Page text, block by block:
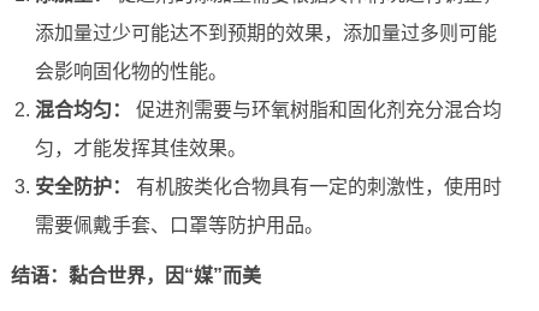
添加量过少可能达不到预期的效果，添加量过多则可能
会影响固化物的性能。
混合均匀：
促进剂需要与环氧树脂和固化剂充分混合均
匀，才能发挥其佳效果。
安全防护：
有机胺类化合物具有一定的刺激性，使用时
需要佩戴手套、口罩等防护用品。
结语：黏合世界，因“媒”而美